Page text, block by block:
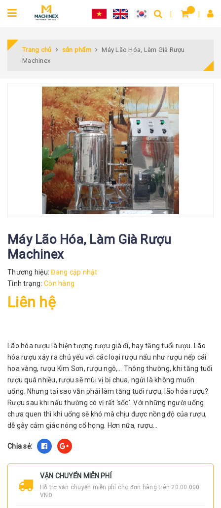
Trang chủ sản phẩm
Máy Lão Hóa, Làm Già Rượu
Machinex
Máy Lão Hóa, Làm Già Rượu
Machinex
Thương hiệu: Đang cập nhật
Tình trạng: Còn hàng
Liên hệ
Lão hóa rượu là hiện tượng rượu già đi, hay tăng tuổi rượu. Lão
hóa rượu xảy ra chủ yếu với các loại rượu nấu như rượu nếp cái
hoa vàng, rượu Kim Sơn, rượu ngô,… Thông thường, khi tăng tuổi
rượu quá nhiều, rượu sẽ mùi vị bị chua, ngửi là không muốn
uống. Nhưng tại sao vẫn phải làm tăng tuổi rượu, lão hóa rượu?
Rượu sau khi nấu thường có vị rất ‘sốc’. Với những người uống
chưa quen thì khi uống sẽ khó mà chịu được nồng độ của rượu,
dễ gây cảm giác nóng cổ họng. Hơn nữa, rượu...
Chia sẻ:
VẬN CHUYỂN MIỄN PHÍ
Hỗ trợ vận chuyển miễn phí cho đơn hàng trên 20.00.000
VNĐ